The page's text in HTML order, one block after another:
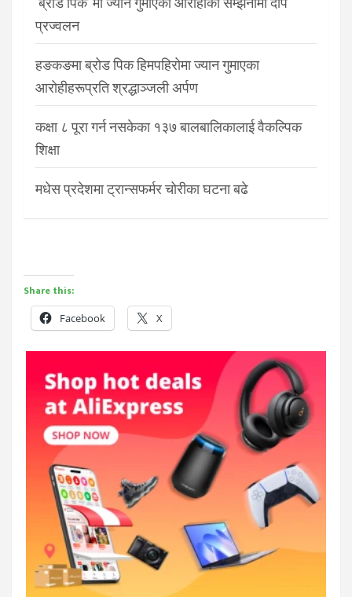
प्रज्वलन
हङकङमा ब्रोड पिक हिमपहिरोमा ज्यान गुमाएका
आरोहीहरूप्रति श्रद्धाञ्जली अर्पण
कक्षा ८ पूरा गर्न नसकेका १३७ बालबालिकालाई वैकल्पिक
शिक्षा
मधेस प्रदेशमा ट्रान्सफर्मर चोरीका घटना बढे
Share this:
Facebook X